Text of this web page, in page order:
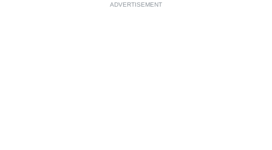
ADVERTISEMENT